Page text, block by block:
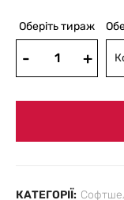
Оберіть тираж
КАТЕГОРІЇ: